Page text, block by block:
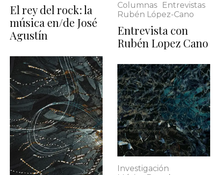
El rey del rock: la
música en/de José
Agustín
Columnas
Entrevistas
Rubén López-Cano
Entrevista con
Rubén Lopez Cano
Investigación